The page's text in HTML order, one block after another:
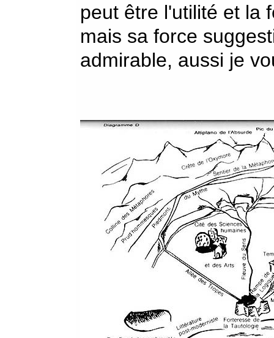
peut être l'utilité et la
mais sa force
admirable, aussi je